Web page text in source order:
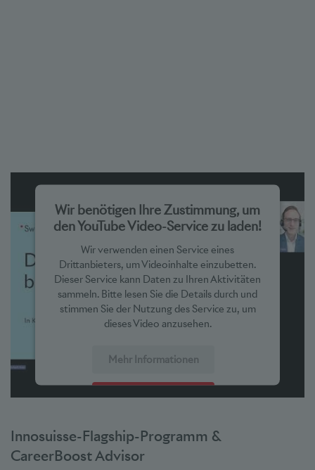
Wir benötigen Ihre Zustimmung, um
den YouTube Video-Service zu laden!
Wir verwenden einen Service eines
Drittanbieters, um Videoinhalte einzubetten.
Dieser Service kann Daten zu Ihren Aktivitäten
sammeln. Bitte lesen Sie die Details durch und
stimmen Sie der Nutzung des Service zu, um
dieses Video anzusehen.
Mehr Informationen
Akzeptieren
powered by Usercentrics Consent Management Platform
Innosuisse-Flagship-Programm &
CareerBoost Advisor